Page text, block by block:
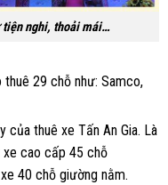
tiện nghi, thoải mái…
29 chỗ như: Samco,
của thuê xe Tấn An Gia. Là
xe cao cấp 45 chỗ
40 chỗ giường nằm.